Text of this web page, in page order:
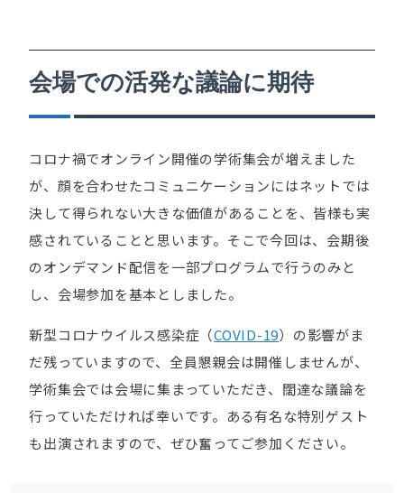
会場での活発な議論に期待
コロナ禍でオンライン開催の学術集会が増えました
が、顔を合わせたコミュニケーションにはネットでは
決して得られない大きな価値があることを、皆様も実
感されていることと思います。そこで今回は、会期後
のオンデマンド配信を一部プログラムで行うのみと
し、会場参加を基本としました。
新型コロナウイルス感染症（COVID-19）の影響がま
だ残っていますので、全員懇親会は開催しませんが、
学術集会では会場に集まっていただき、闊達な議論を
行っていただければ幸いです。ある有名な特別ゲスト
も出演されますので、ぜひ奮ってご参加ください。